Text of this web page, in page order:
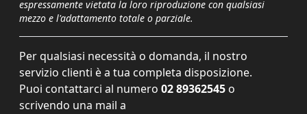
espressamente vietata la loro riproduzione con qualsiasi
mezzo e l'adattamento totale o parziale.
Per qualsiasi necessità o domanda, il nostro
servizio clienti è a tua completa disposizione.
Puoi contattarci al numero 02 89362545 o
scrivendo una mail a